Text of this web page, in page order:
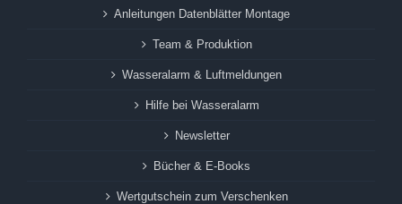
Anleitungen Datenblätter Montage
Team & Produktion
Wasseralarm & Luftmeldungen
Hilfe bei Wasseralarm
Newsletter
Bücher & E-Books
Wertgutschein zum Verschenken